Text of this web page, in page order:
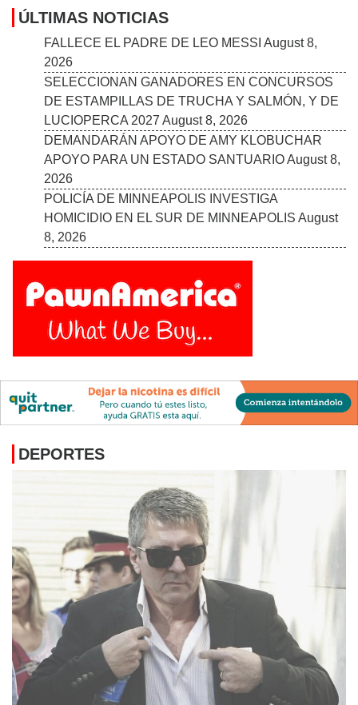
ÚLTIMAS NOTICIAS
FALLECE EL PADRE DE LEO MESSI
2026
DE ESTAMPILLAS DE TRUCHA Y SALMÓN, Y DE
LUCIOPERCA 2027August 8, 2026
DEMANDARÁN APOYO DE AMY KLOBUCHAR
2026
HOMICIDIO EN EL SUR DE MINNEAPOLIS